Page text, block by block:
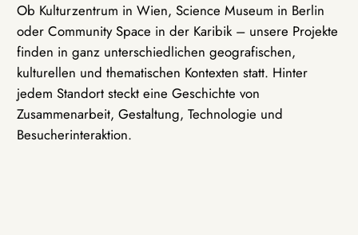
Ob Kulturzentrum in Wien, Science Museum in Berlin
oder Community Space in der Karibik – unsere Projekte
finden in ganz unterschiedlichen geografischen,
kulturellen und thematischen Kontexten statt. Hinter
jedem Standort steckt eine Geschichte von
Zusammenarbeit, Gestaltung, Technologie und
Besucherinteraktion.